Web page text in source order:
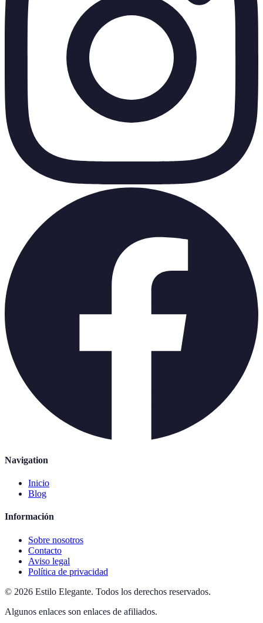
Navigation
Inicio
Blog
Información
Sobre nosotros
Contacto
Aviso legal
Política de privacidad
© 2026 Estilo Elegante. Todos los derechos reservados.
Algunos enlaces son enlaces de afiliados.